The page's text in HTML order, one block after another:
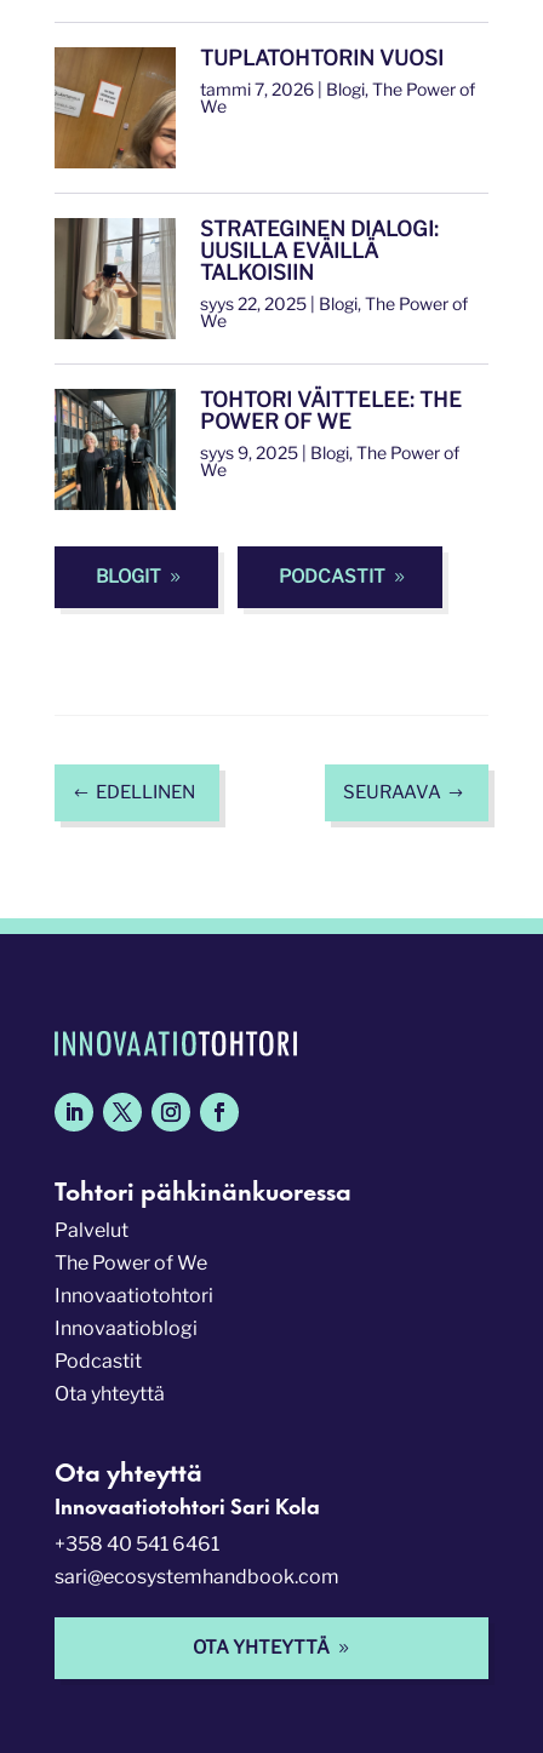
TUPLATOHTORIN VUOSI
tammi 7, 2026| Blogi,The Power of
We
STRATEGINEN DIALOGI:
UUSILLA EVÄILLÄ
TALKOISIIN
syys 22, 2025| Blogi,The Power of
We
TOHTORI VÄITTELEE: THE
POWER OF WE
syys 9, 2025| Blogi,The Power of
We
BLOGIT PODCASTIT
# EDELLINEN SEURAAVA $
Tohtori pähkinänkuoressa
Palvelut
The Power of We
Innovaatiotohtori
Innovaatioblogi
Podcastit
Ota yhteyttä
Ota yhteyttä
Innovaatiotohtori Sari Kola
+358 40 541 6461
sari@ecosystemhandbook.com
OTA YHTEYTTÄ